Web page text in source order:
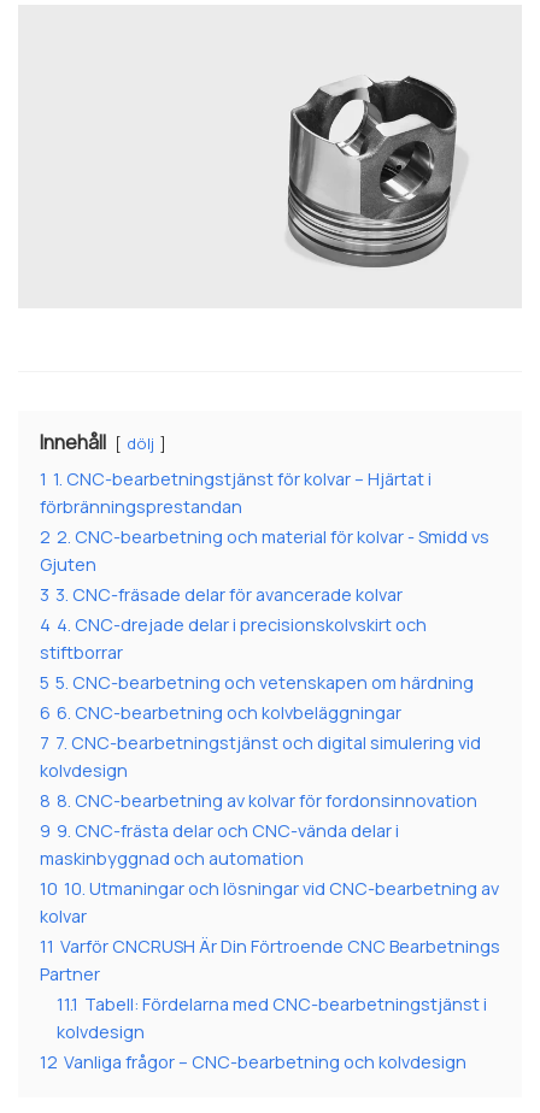
Innehåll dölj
1 1. CNC-bearbetningstjänst för kolvar – Hjärtat i
förbränningsprestandan
2 2. CNC-bearbetning och material för kolvar - Smidd vs
Gjuten
3 3. CNC-fräsade delar för avancerade kolvar
4 4. CNC-drejade delar i precisionskolvskirt och
stiftborrar
5 5. CNC-bearbetning och vetenskapen om härdning
6 6. CNC-bearbetning och kolvbeläggningar
7 7. CNC-bearbetningstjänst och digital simulering vid
kolvdesign
8 8. CNC-bearbetning av kolvar för fordonsinnovation
9 9. CNC-frästa delar och CNC-vända delar i
maskinbyggnad och automation
10 10. Utmaningar och lösningar vid CNC-bearbetning av
kolvar
11 Varför CNCRUSH Är Din Förtroende CNC Bearbetnings
Partner
11.1 Tabell: Fördelarna med CNC-bearbetningstjänst i
kolvdesign
12 Vanliga frågor – CNC-bearbetning och kolvdesign